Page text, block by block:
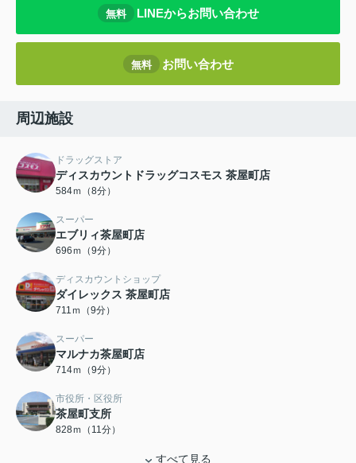
無料 LINEからお問い合わせ
無料 お問い合わせ
周辺施設
ドラッグストア
ディスカウントドラッグコスモス 茶屋町店
584ｍ（8分）
スーパー
エブリィ茶屋町店
696ｍ（9分）
ディスカウントショップ
ダイレックス 茶屋町店
711ｍ（9分）
スーパー
マルナカ茶屋町店
714ｍ（9分）
市役所・区役所
茶屋町支所
828ｍ（11分）
すべて見る